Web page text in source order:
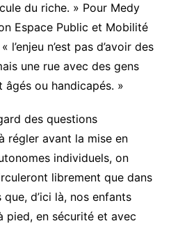
du riche. » Pour Medy
Espace Public et Mobilité
n’est pas d’avoir des
une rue avec des gens
âgés ou handicapés. »
des questions
régler avant la mise en
individuels, on
librement que dans
d’ici là, nos enfants
pied, en sécurité et avec